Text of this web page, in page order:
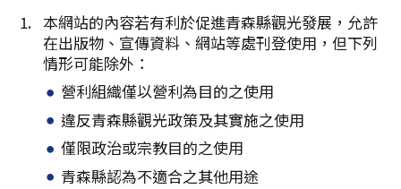
本網站的內容若有利於促進青森縣觀光發展，允許
在出版物、宣傳資料、網站等處刊登使用，但下列
情形可能除外：
營利組織僅以營利為目的之使用
違反青森縣觀光政策及其實施之使用
僅限政治或宗教目的之使用
青森縣認為不適合之其他用途
Twitter分享
複製連結